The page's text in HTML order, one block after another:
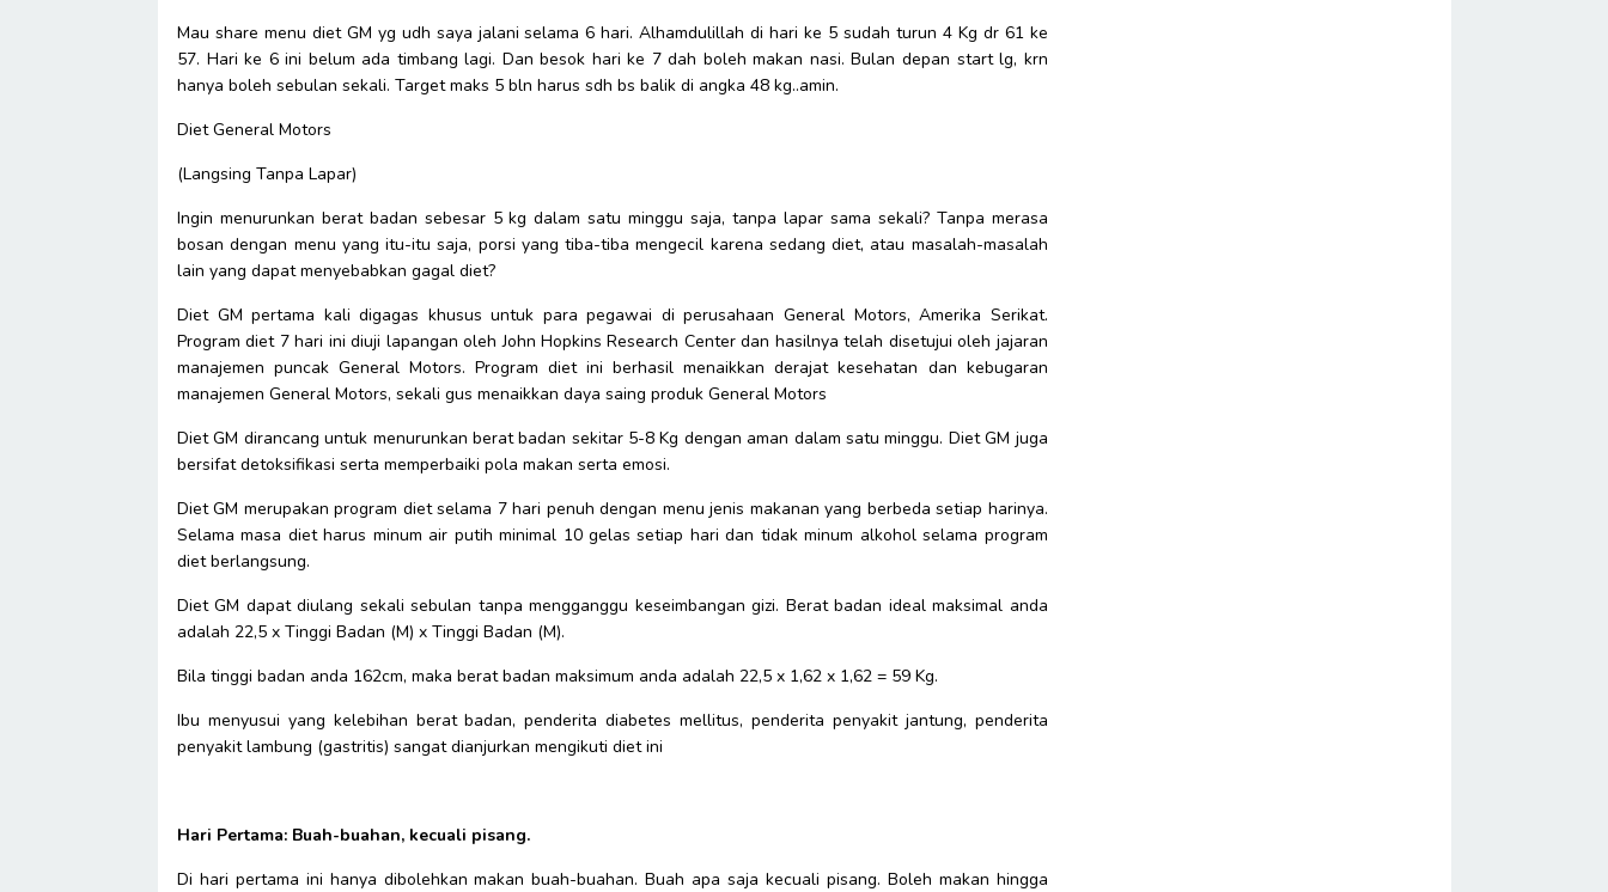
Mau share menu diet GM yg udh saya jalani selama 6 hari. Alhamdulillah di hari ke 5 sudah turun 4 Kg dr 61 ke
57. Hari ke 6 ini belum ada timbang lagi. Dan besok hari ke 7 dah boleh makan nasi. Bulan depan start lg, krn
hanya boleh sebulan sekali. Target maks 5 bln harus sdh bs balik di angka 48 kg..amin.
Diet General Motors
(Langsing Tanpa Lapar)
Ingin menurunkan berat badan sebesar 5 kg dalam satu minggu saja, tanpa lapar sama sekali? Tanpa merasa
bosan dengan menu yang itu-itu saja, porsi yang tiba-tiba mengecil karena sedang diet, atau masalah-masalah
lain yang dapat menyebabkan gagal diet?
Diet GM pertama kali digagas khusus untuk para pegawai di perusahaan General Motors, Amerika Serikat.
Program diet 7 hari ini diuji lapangan oleh John Hopkins Research Center dan hasilnya telah disetujui oleh jajaran
manajemen puncak General Motors. Program diet ini berhasil menaikkan derajat kesehatan dan kebugaran
manajemen General Motors, sekali gus menaikkan daya saing produk General Motors
Diet GM dirancang untuk menurunkan berat badan sekitar 5-8 Kg dengan aman dalam satu minggu. Diet GM juga
bersifat detoksifikasi serta memperbaiki pola makan serta emosi.
Diet GM merupakan program diet selama 7 hari penuh dengan menu jenis makanan yang berbeda setiap harinya.
Selama masa diet harus minum air putih minimal 10 gelas setiap hari dan tidak minum alkohol selama program
diet berlangsung.
Diet GM dapat diulang sekali sebulan tanpa mengganggu keseimbangan gizi. Berat badan ideal maksimal anda
adalah 22,5 x Tinggi Badan (M) x Tinggi Badan (M).
Bila tinggi badan anda 162cm, maka berat badan maksimum anda adalah 22,5 x 1,62 x 1,62 = 59 Kg.
Ibu menyusui yang kelebihan berat badan, penderita diabetes mellitus, penderita penyakit jantung, penderita
penyakit lambung (gastritis) sangat dianjurkan mengikuti diet ini
Hari Pertama: Buah-buahan, kecuali pisang.
Di hari pertama ini hanya dibolehkan makan buah-buahan. Buah apa saja kecuali pisang. Boleh makan hingga